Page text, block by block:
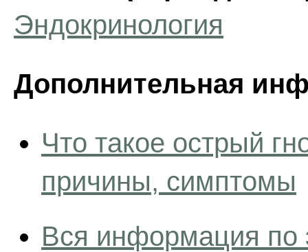
Эндокринология
Дополнительная
Что такое острый
причины, симптомы
Вся информация по